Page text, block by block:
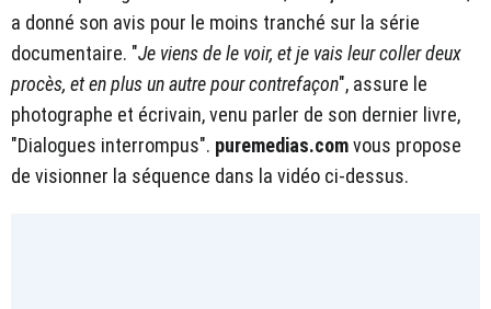
a donné son avis pour le moins tranché sur la série
documentaire. "Je viens de le voir, et je vais leur coller deux
procès, et en plus un autre pour contrefaçon", assure le
photographe et écrivain, venu parler de son dernier livre,
"Dialogues interrompus". puremedias.comvous propose
de visionner la séquence dans la vidéo ci-dessus.